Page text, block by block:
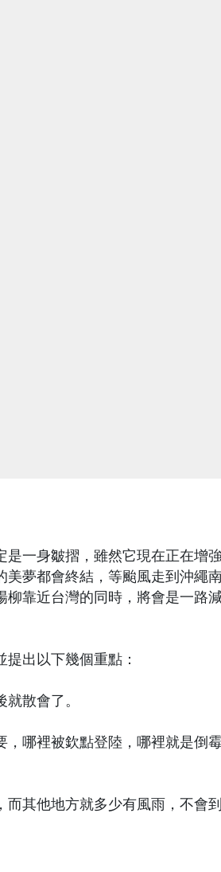
一身皺摺，雖然它現在正在增
美夢都會終結，等颱風走到沖繩
靠近台灣的同時，將會是一路
出以下幾個重點：
散會了。
哪裡被欽點登陸，哪裡就是倒
其他地方就多少有風雨，不會